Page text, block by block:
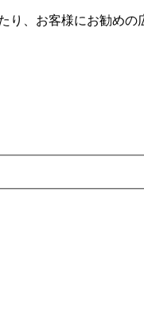
、お客様にお勧め